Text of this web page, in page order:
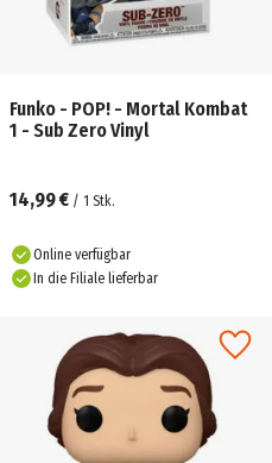
Funko - POP! - Mortal Kombat
1 - Sub Zero Vinyl
14,99 € / 1 Stk.
Online verfügbar
In die Filiale lieferbar